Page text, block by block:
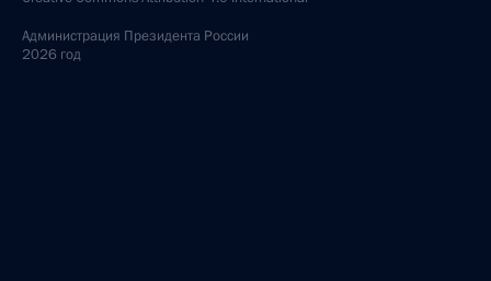
Администрация Президента России
2026 год